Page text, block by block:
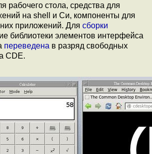
рабочего стола, средства для
на shell и Cи, компоненты для
приложений. Для сборки
библиотеки элементов интерфейса
переведена в разряд свободных
CDE.